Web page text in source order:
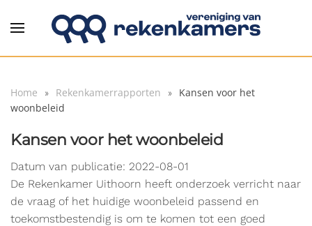
Overslaan en naar de inhoud gaan
Home Rekenkamerrapporten
Kansen voor het
woonbeleid
Kansen voor het woonbeleid
Datum van publicatie: 2022-08-01
De Rekenkamer Uithoorn heeft onderzoek verricht naar
de vraag of het huidige woonbeleid passend en
toekomstbestendig is om te komen tot een goed